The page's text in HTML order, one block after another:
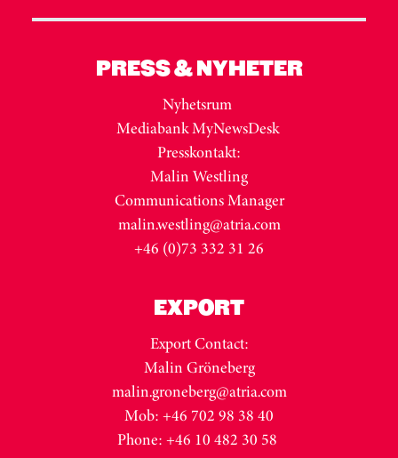
PRESS & NYHETER
Nyhetsrum
Mediabank MyNewsDesk
Presskontakt:
Malin Westling
Communications Manager
malin.westling@atria.com
+46 (0)73 332 31 26
EXPORT
Export Contact:
Malin Gröneberg
malin.groneberg@atria.com
Mob: +46 702 98 38 40
Phone: +46 10 482 30 58